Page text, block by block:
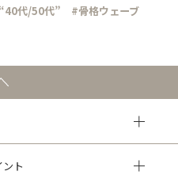
代/50代”
#骨格ウェーブ
ト